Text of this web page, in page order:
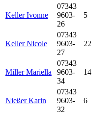
Keller Ivonne
07343
9603-
26
5
Keller Nicole
07343
9603-
27
22
Miller Mariella
07343
9603-
34
14
Nießer Karin
07343
9603-
32
6